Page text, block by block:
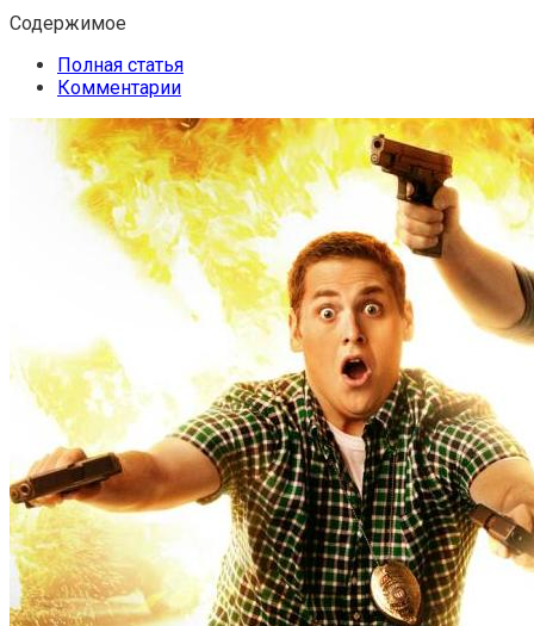
Содержимое
Полная статья
Комментарии